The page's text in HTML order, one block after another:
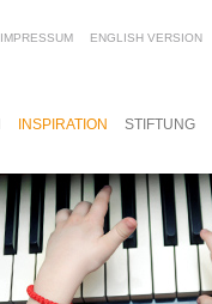
INSPIRATION STIFTUNG
IMPRESSUM ENGLISH VERSION